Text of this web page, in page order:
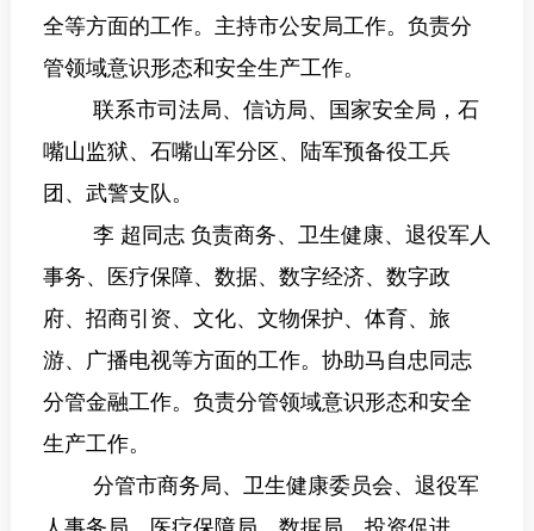
全等方面的工作。主持市公安局工作。负责分
管领域意识形态和安全生产工作。
联系市司法局、信访局、国家安全局，石
嘴山监狱、石嘴山军分区、陆军预备役工兵
团、武警支队。
李 超同志负责商务、卫生健康、退役军人
事务、医疗保障、数据、数字经济、数字政
府、招商引资、文化、文物保护、体育、旅
游、广播电视等方面的工作。协助马自忠同志
分管金融工作。负责分管领域意识形态和安全
生产工作。
分管市商务局、卫生健康委员会、退役军